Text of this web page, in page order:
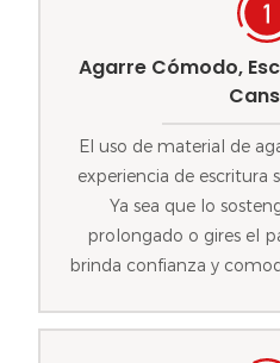
Agarre Cómodo,
El uso de material de
experiencia de escritura
Ya sea que lo
prolongado o gires el
brinda confianza y